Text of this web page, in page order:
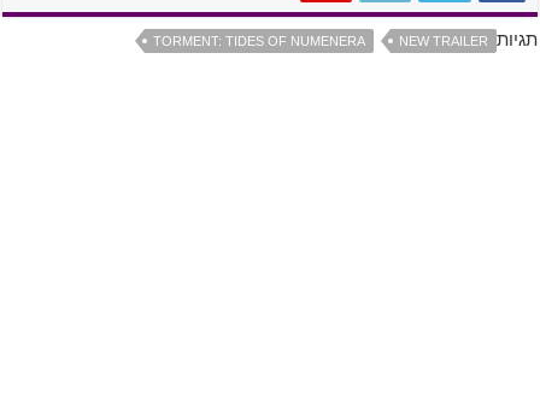
תגיות NEW TRAILER
TORMENT: TIDES OF NUMENERA